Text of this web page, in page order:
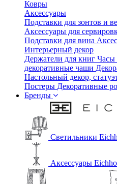
Ковры
Аксессуары
Подставки для зонтов и
Аксессуары для
Подставки для вина
Интерьерный декор
Держатели для книг Часы
декоративные чаши
Настольный декор,
Постеры Декоративные
Бренды
Светильники
Аксессуары